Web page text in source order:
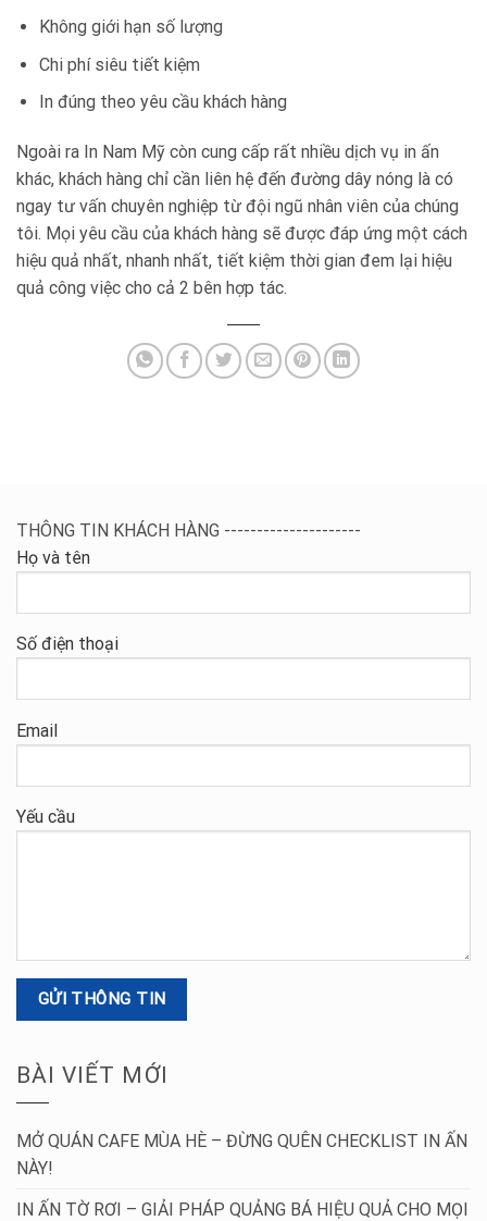
Không giới hạn số lượng
Chi phí siêu tiết kiệm
In đúng theo yêu cầu khách hàng
Ngoài ra In Nam Mỹ còn cung cấp rất nhiều dịch vụ in ấn
khác, khách hàng chỉ cần liên hệ đến đường dây nóng là có
ngay tư vấn chuyên nghiệp từ đội ngũ nhân viên của chúng
tôi. Mọi yêu cầu của khách hàng sẽ được đáp ứng một cách
hiệu quả nhất, nhanh nhất, tiết kiệm thời gian đem lại hiệu
quả công việc cho cả 2 bên hợp tác.
THÔNG TIN KHÁCH HÀNG ---------------------
Họ và tên
Số điện thoại
Email
Yếu cầu
BÀI VIẾT MỚI
MỞ QUÁN CAFE MÙA HÈ – ĐỪNG QUÊN CHECKLIST IN ẤN
NÀY!
IN ẤN TỜ RƠI – GIẢI PHÁP QUẢNG BÁ HIỆU QUẢ CHO MỌI